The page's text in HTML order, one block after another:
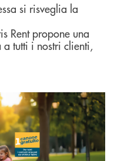
si risveglia la
Rent propone una
tutti i nostri clienti,